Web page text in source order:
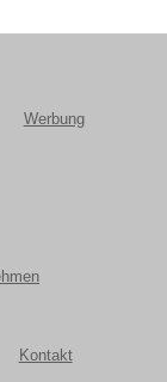
Werbung
Kontakt